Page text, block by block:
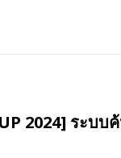
2024] ระบบ